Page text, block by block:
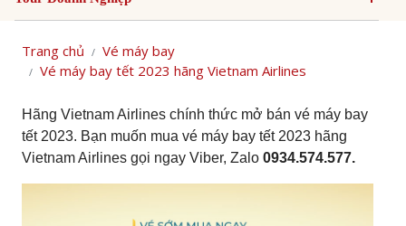
Trang chủ
Vé máy bay
Vé máy bay tết 2023 hãng Vietnam Airlines
Hãng Vietnam Airlines chính thức mở bán vé máy bay
tết 2023. Bạn muốn mua vé máy bay tết 2023 hãng
Vietnam Airlines gọi ngay Viber, Zalo 0934.574.577.